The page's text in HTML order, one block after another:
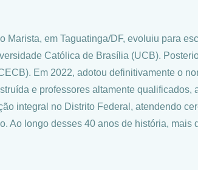
Marista, em Taguatinga/DF, evoluiu para
Católica de Brasília (UCB).
Em 2022, adotou definitivamente o
e professores altamente qualificados,
integral no Distrito Federal, atendendo
Ao longo desses 40 anos de história, mais